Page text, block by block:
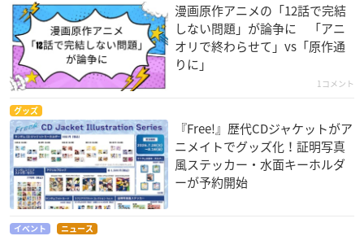
漫画原作アニメの「12話で完結
しない問題」が論争に 「アニ
オリで終わらせて」vs「原作通
りに」
1コメント
グッズ
『Free!』歴代CDジャケットがア
ニメイトでグッズ化！証明写真
風ステッカー・水面キーホルダ
ーが予約開始
イベント ニュース